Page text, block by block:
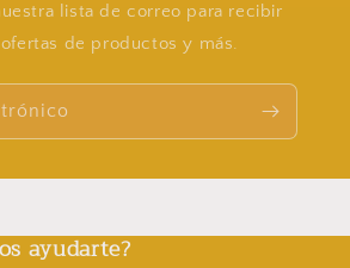
lista de correo para recibir
de productos y más.
ayudarte?